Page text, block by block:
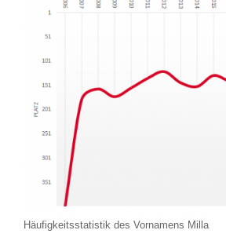
Häufigkeitsstatistik des Vornamens Milla